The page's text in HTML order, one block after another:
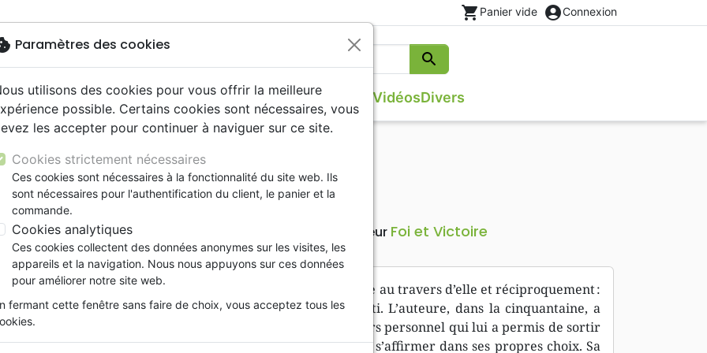
shopping_cart Panier vide account_circleConnexion
search
Rechercher
NouveautésBibles
courant
Français fondamental
Autres versions
Bibles d'étude
Nouveaux Testaments
Livres
société, politique
cadeaux
couple
Témoignages, biographies
Romans
Bandes dessinées
Prière, adoration, louange
Jeunesse
jeunes
jeunesse
méditations jeunesse
Enseignement jeunesse
Livres d'activités
CD Jeunesse
Musique
de fête
Compilations
Recueils et partitions
Vidéos
animés
vraies, témoignages
Documentaires, reportages
Divers
cadeaux
Accessoires de Bible
Elle m'a volé mon innocence
Elle m'a volé mon innocence
Référence Editeur Foi et Victoire
Description Détails du produit
Une fille dominée par sa mère au point de vivre au travers d’elle et réciproquement :
voilà le courageux témoignage d’Arlette Ruchti. L’auteure, dans la cinquantaine, a
attendu tout ce temps pour détailler le parcours personnel qui lui a permis de sortir
de cette emprise, de découvrir sa valeur et de s’affirmer dans ses propres choix. Sa
Paramètres des cookies
utilisons des cookies pour vous offrir la meilleure
possible. Certains cookies sont nécessaires, vous
les accepter pour continuer à naviguer sur ce site.
Cookies strictement nécessaires
Ces cookies sont nécessaires à la fonctionnalité du site web. Ils
sont nécessaires pour l'authentification du client, le panier et la
commande.
Cookies analytiques
Ces cookies collectent des données anonymes sur les visites, les
appareils et la navigation. Nous nous appuyons sur ces données
pour améliorer notre site web.
fermant cette fenêtre sans faire de choix, vous acceptez tous les